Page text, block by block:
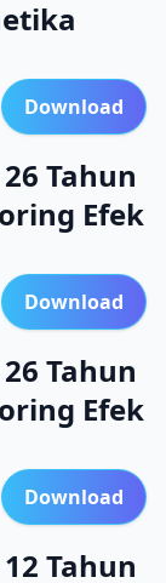
Download
Tahun
Efek
Download
Tahun
Efek
Download
Tahun